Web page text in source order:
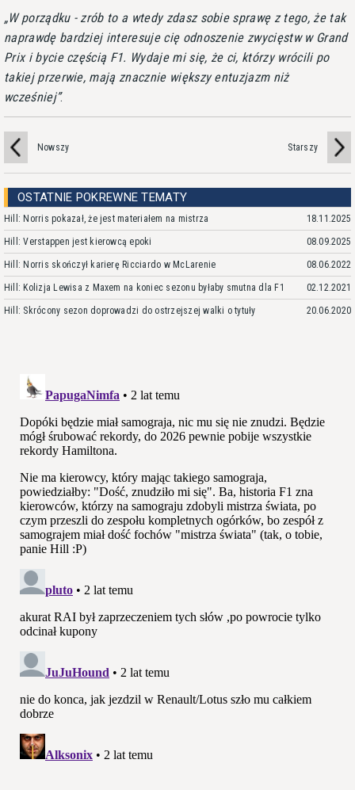
W porządku - zrób to a wtedy zdasz sobie sprawę z tego, że tak
naprawdę bardziej interesuje cię odnoszenie zwycięstw w Grand
Prix i bycie częścią F1. Wydaje mi się, że ci, którzy wrócili po
takiej przerwie, mają znacznie większy entuzjazm niż
wcześniej .
Nowszy Starszy
OSTATNIE POKREWNE TEMATY
Hill: Norris pokazał, że jest materiałem na mistrza 18.11.2025
Hill: Verstappen jest kierowcą epoki 08.09.2025
Hill: Norris skończył karierę Ricciardo w McLarenie 08.06.2022
Hill: Kolizja Lewisa z Maxem na koniec sezonu byłaby smutna dla F1 02.12.2021
Hill: Skrócony sezon doprowadzi do ostrzejszej walki o tytuły 20.06.2020